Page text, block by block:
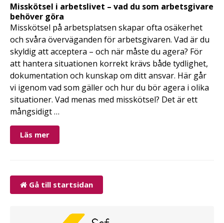
Misskötsel i arbetslivet – vad du som arbetsgivare
behöver göra
Misskötsel på arbetsplatsen skapar ofta osäkerhet
och svåra överväganden för arbetsgivaren. Vad är du
skyldig att acceptera – och när måste du agera? För
att hantera situationen korrekt krävs både tydlighet,
dokumentation och kunskap om ditt ansvar. Här går
vi igenom vad som gäller och hur du bör agera i olika
situationer. Vad menas med misskötsel? Det är ett
mångsidigt …
Läs mer
Gå till startsidan